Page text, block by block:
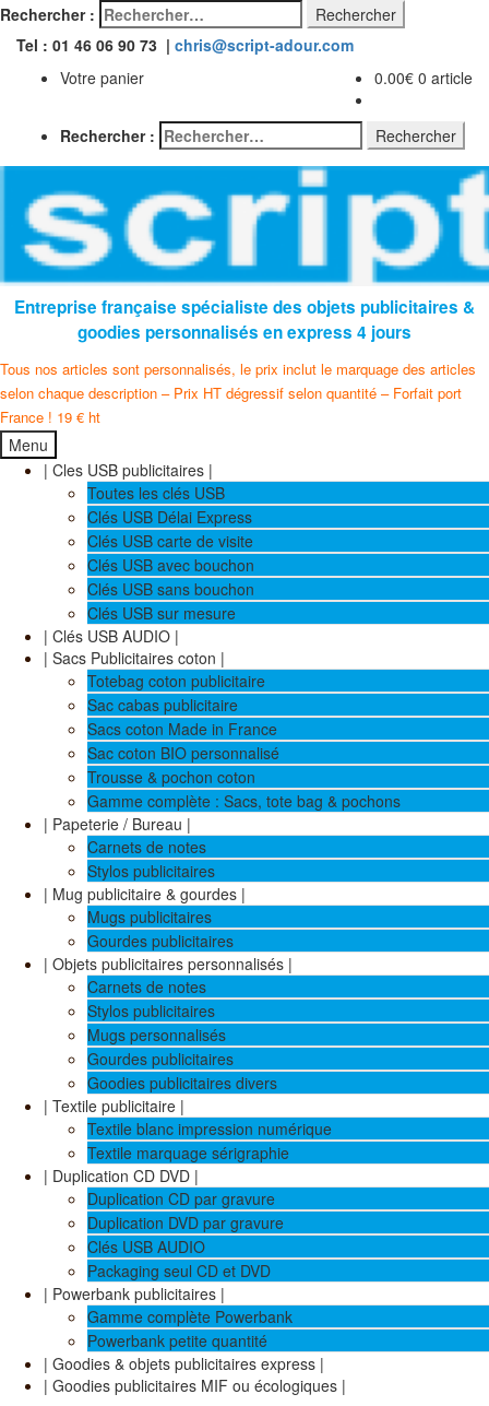
Rechercher :
Tel : 01 46 06 90 73 | chris@script-adour.com
0.00€ 0 article
Votre panier
Rechercher :
Entreprise française spécialiste des objets publicitaires &
goodies personnalisés en express 4 jours
Tous nos articles sont personnalisés, le prix inclut le marquage des articles
selon chaque description – Prix HT dégressif selon quantité – Forfait port
France ! 19 € ht
Menu
| Cles USB publicitaires |
Toutes les clés USB
Clés USB Délai Express
Clés USB carte de visite
Clés USB avec bouchon
Clés USB sans bouchon
Clés USB sur mesure
| Clés USB AUDIO |
| Sacs Publicitaires coton |
Totebag coton publicitaire
Sac cabas publicitaire
Sacs coton Made in France
Sac coton BIO personnalisé
Trousse & pochon coton
Gamme complète : Sacs, tote bag & pochons
| Papeterie / Bureau |
Carnets de notes
Stylos publicitaires
| Mug publicitaire & gourdes |
Mugs publicitaires
Gourdes publicitaires
| Objets publicitaires personnalisés |
Carnets de notes
Stylos publicitaires
Mugs personnalisés
Gourdes publicitaires
Goodies publicitaires divers
| Textile publicitaire |
Textile blanc impression numérique
Textile marquage sérigraphie
| Duplication CD DVD |
Duplication CD par gravure
Duplication DVD par gravure
Clés USB AUDIO
Packaging seul CD et DVD
| Powerbank publicitaires |
Gamme complète Powerbank
Powerbank petite quantité
| Goodies & objets publicitaires express |
| Goodies publicitaires MIF ou écologiques |